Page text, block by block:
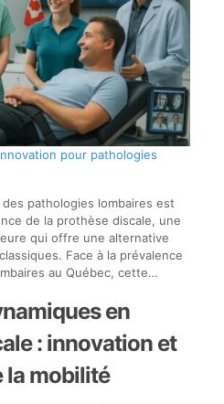
pour pathologies
pathologies lombaires est
de la prothèse discale, une
qui offre une alternative
Face à la prévalence
au Québec, cette…
en
: innovation et
la mobilité